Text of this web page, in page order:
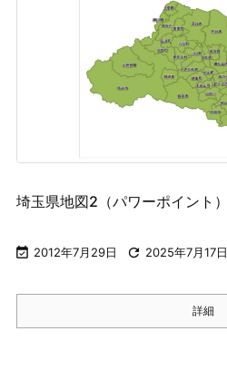
埼玉県地図2（パワーポイント）
 2012年7月29日  2025年7月17日
詳細